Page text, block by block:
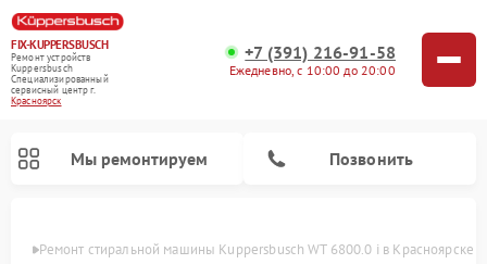
FIX-KUPPERSBUSCH
Ремонт устройств
Kuppersbusch
Специализированный
cервисный центр г.
Красноярск
+7 (391) 216-91-58
Ежедневно, с 10:00 до 20:00
Мы ремонтируем Позвонить
Ремонт стиральной машины Kuppersbusch WT 6800.0 i в Красноярске